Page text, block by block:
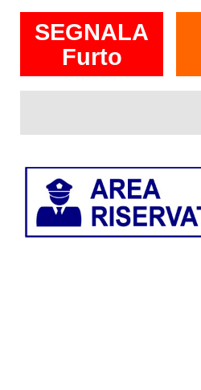
SEGNALA
Furto